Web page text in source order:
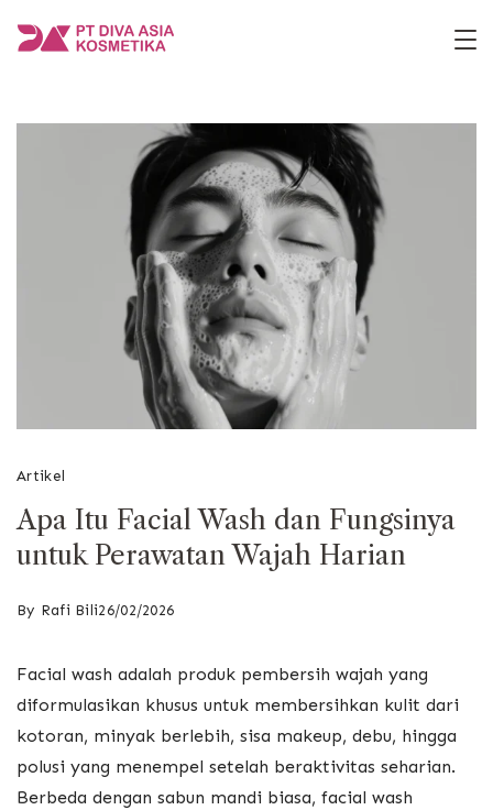
Asia
Kosmetika
Artikel
Apa Itu Facial Wash dan Fungsinya
untuk Perawatan Wajah Harian
By Rafi Bili26/02/2026
Facial wash adalah produk pembersih wajah yang
diformulasikan khusus untuk membersihkan kulit dari
kotoran, minyak berlebih, sisa makeup, debu, hingga
polusi yang menempel setelah beraktivitas seharian.
Berbeda dengan sabun mandi biasa, facial wash